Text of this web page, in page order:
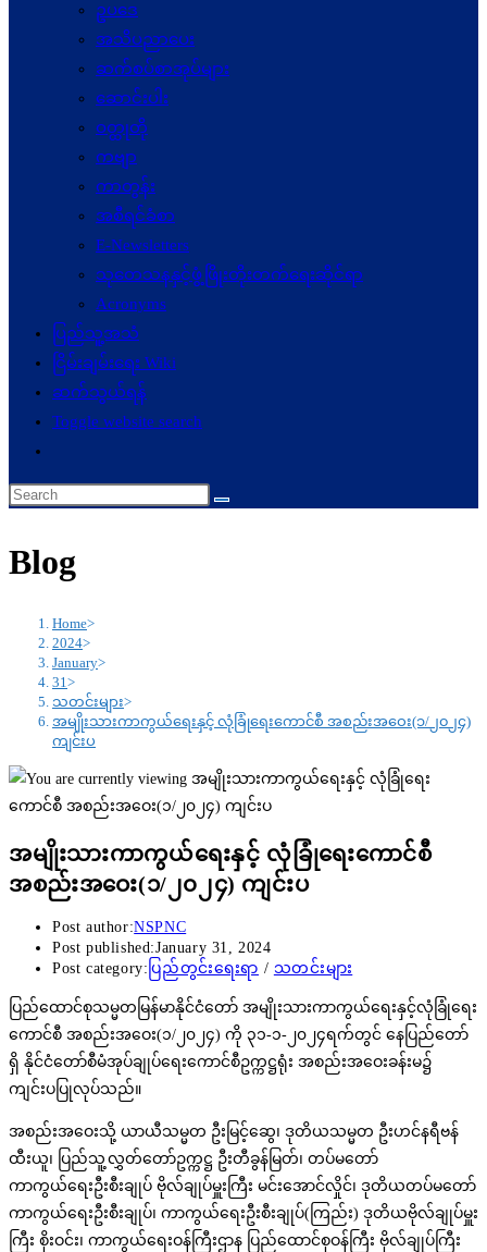
ဥပဒေ
အသိပညာပေး
ဆက်စပ်စာအုပ်များ
ဆောင်းပါး
ဝတ္ထုတို
ကဗျာ
ကာတွန်း
အစီရင်ခံစာ
E-Newsletters
သုတေသနနှင့်ဖွံ့ဖြိုးတိုးတက်ရေးဆိုင်ရာ
Acronyms
ပြည်သူ့အသံ
ငြိမ်းချမ်းရေး Wiki
ဆက်သွယ်ရန်
Toggle website search
Blog
Home>
2024>
January>
31>
သတင်းများ>
အမျိုးသားကာကွယ်ရေးနှင့် လုံခြုံရေးကောင်စီ အစည်းအဝေး(၁/၂၀၂၄)
ကျင်းပ
အမျိုးသားကာကွယ်ရေးနှင့် လုံခြုံရေးကောင်စီ
အစည်းအဝေး(၁/၂၀၂၄) ကျင်းပ
Post author:NSPNC
Post published:January 31, 2024
Post category: ပြည်တွင်းရေးရာ / သတင်းများ
ပြည်ထောင်စုသမ္မတမြန်မာနိုင်ငံတော် အမျိုးသားကာကွယ်ရေးနှင့်လုံခြုံရေး
ကောင်စီ အစည်းအဝေး(၁/၂၀၂၄) ကို ၃၁-၁-၂၀၂၄ရက်တွင် နေပြည်တော်
ရှိ နိုင်ငံတော်စီမံအုပ်ချုပ်ရေးကောင်စီဥက္ကဋ္ဌရုံး အစည်းအဝေးခန်းမ၌
ကျင်းပပြုလုပ်သည်။
အစည်းအဝေးသို့ ယာယီသမ္မတ ဦးမြင့်ဆွေ၊ ဒုတိယသမ္မတ ဦးဟင်နရီဗန်
ထီးယူ၊ ပြည်သူ့လွှတ်တော်ဥက္ကဋ္ဌ ဦးတီခွန်မြတ်၊ တပ်မတော်
ကာကွယ်ရေးဦးစီးချုပ် ဗိုလ်ချုပ်မှူးကြီး မင်းအောင်လှိုင်၊ ဒုတိယတပ်မတော်
ကာကွယ်ရေးဦးစီးချုပ်၊ ကာကွယ်ရေးဦးစီးချုပ်(ကြည်း) ဒုတိယဗိုလ်ချုပ်မှူး
ကြီး စိုးဝင်း၊ ကာကွယ်ရေးဝန်ကြီးဌာန ပြည်ထောင်စုဝန်ကြီး ဗိုလ်ချုပ်ကြီး